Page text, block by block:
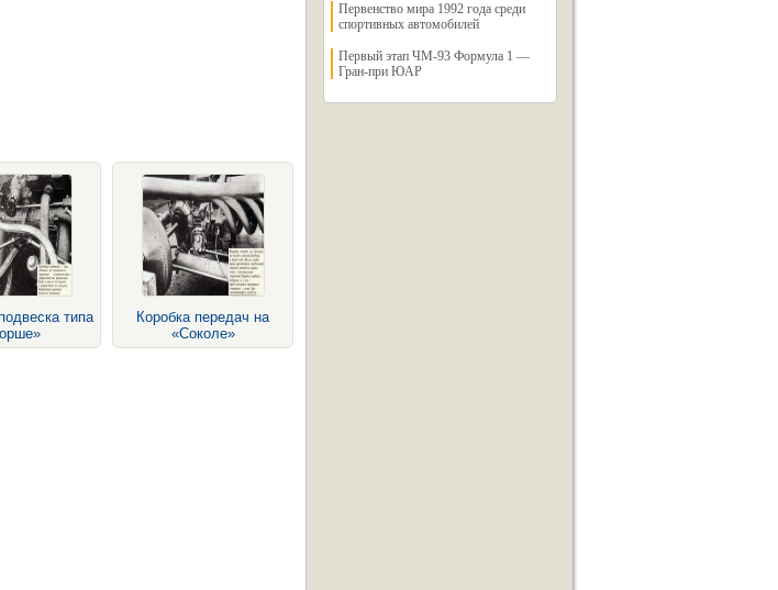
типа
Коробка передач на
«Соколе»
Первенство мира 1992 года среди
спортивных автомобилей
Первый этап ЧМ-93 Формула 1 —
Гран-при ЮАР